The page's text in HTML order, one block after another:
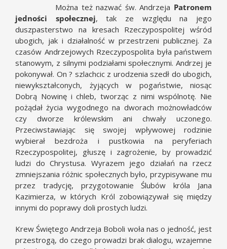
Można też nazwać św. Andrzeja Patronem
jedności społecznej, tak ze względu na jego
duszpasterstwo na kresach Rzeczypospolitej wśród
ubogich, jak i działalność w przestrzeni publicznej. Za
czasów Andrzejowych Rzeczypospolita była państwem
stanowym, z silnymi podziałami społecznymi. Andrzej je
pokonywał. On ? szlachcic z urodzenia szedł do ubogich,
niewykształconych, żyjących w pogaństwie, niosąc
Dobrą Nowinę i chleb, tworząc z nimi wspólnotę. Nie
pożądał życia wygodnego na dworach możnowładców
czy dworze królewskim ani chwały uczonego.
Przeciwstawiając się swojej wpływowej rodzinie
wybierał bezdroża i pustkowia na peryferiach
Rzeczypospolitej, głuszę i zagrożenie, by prowadzić
ludzi do Chrystusa. Wyrazem jego działań na rzecz
zmniejszania różnic społecznych było, przypisywane mu
przez tradycję, przygotowanie Ślubów króla Jana
Kazimierza, w których Król zobowiązywał się między
innymi do poprawy doli prostych ludzi.
Krew Świętego Andrzeja Boboli woła nas o jedność, jest
przestrogą, do czego prowadzi brak dialogu, wzajemne